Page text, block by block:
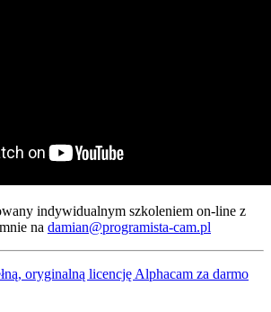
indywidualnym szkoleniem on-line z
na damian@programista-cam.pl
oryginalną licencję Alphacam za darmo